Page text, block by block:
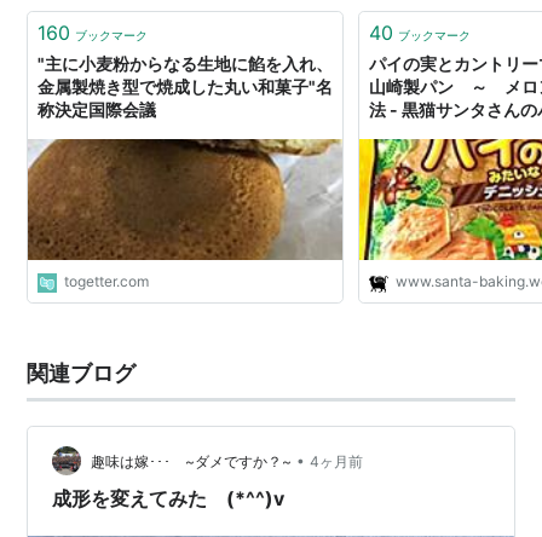
160 ブックマーク
"主に小麦粉からなる生地に餡を入れ、
金属製焼き型で焼成した丸い和菓子"名
称決定国際会議
togetter.com
40 ブックマーク
パイの実とカントリ
山崎製パン ～ メロ
法 - 黒猫サンタさん
www.santa-
関連ブログ
趣味は嫁･･･ ~ダメですか？~ • 4ヶ月前
成形を変えてみた (*^^)v